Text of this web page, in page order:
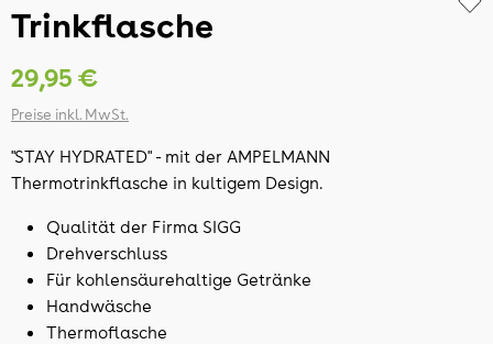
Trinkflasche
29,95 €
Preise inkl. MwSt.
"STAY HYDRATED" - mit der AMPELMANN
Thermotrinkflasche in kultigem Design.
Qualität der Firma SIGG
Drehverschluss
Für kohlensäurehaltige Getränke
Handwäsche
Thermoflasche